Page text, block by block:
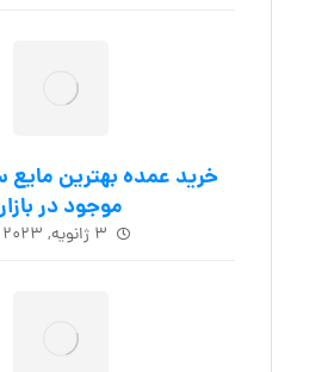
خرید عمده بهترین مایع
موجود در بازار
۳ ژانویه, ۲۰۲۳